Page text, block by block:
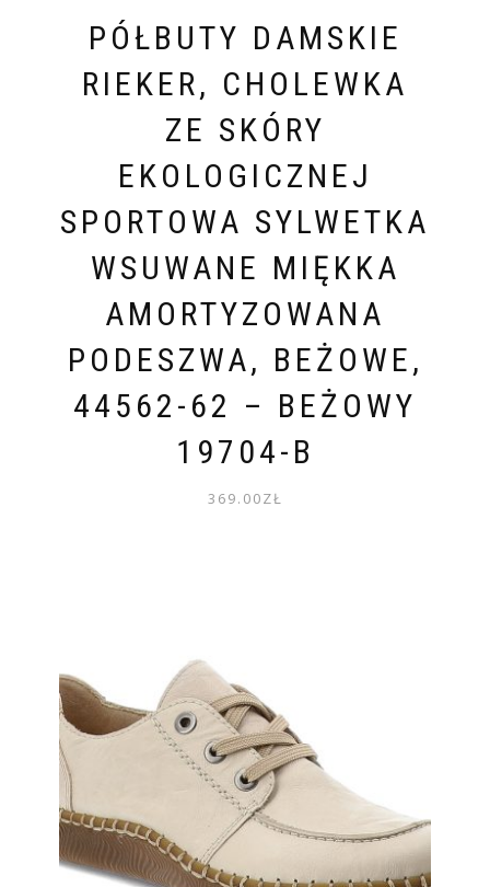
PÓŁBUTY DAMSKIE
RIEKER, CHOLEWKA
ZE SKÓRY
EKOLOGICZNEJ
SPORTOWA SYLWETKA
WSUWANE MIĘKKA
AMORTYZOWANA
PODESZWA, BEŻOWE,
44562-62 – BEŻOWY
19704-B
369.00ZŁ